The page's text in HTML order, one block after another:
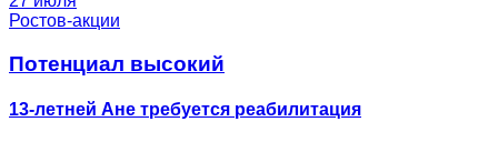
Ростов-акции
Потенциал высокий
13-летней Ане требуется реабилитация